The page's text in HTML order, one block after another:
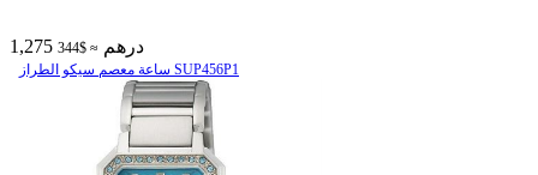
1,275 درهم ≈ $344
ساعة معصم سیکو الطراز SUP456P1